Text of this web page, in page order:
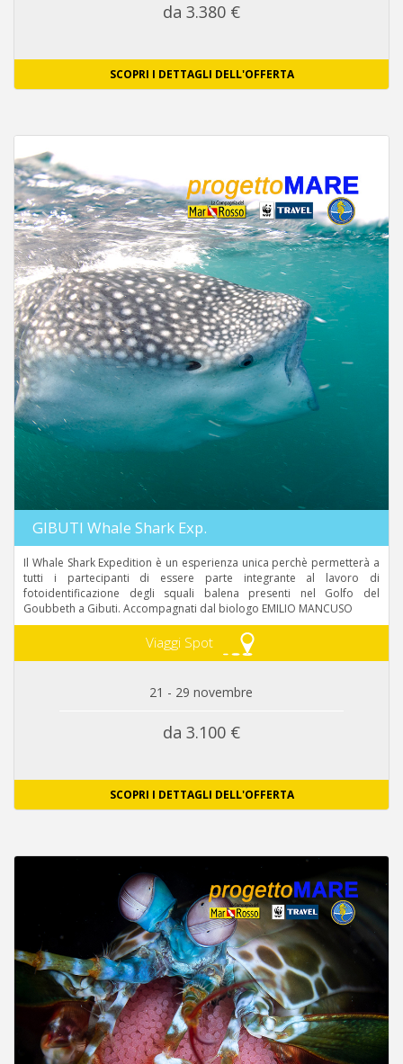
da 3.380 €
SCOPRI I DETTAGLI DELL'OFFERTA
GIBUTI Whale Shark Exp.
Il Whale Shark Expedition è un esperienza unica perchè permetterà a
tutti i partecipanti di essere parte integrante al lavoro di
fotoidentificazione degli squali balena presenti nel Golfo del
Goubbeth a Gibuti. Accompagnati dal biologo EMILIO MANCUSO
Viaggi Spot
21 - 29 novembre
da 3.100 €
SCOPRI I DETTAGLI DELL'OFFERTA